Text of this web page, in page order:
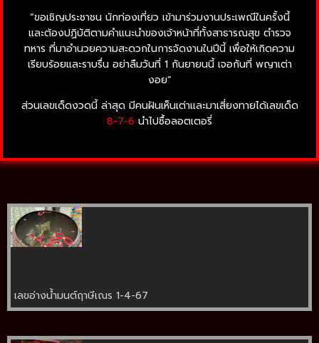
“ขอเชิญประชาชน นักท่องเที่ยว เข้ามาร่วมงานประเพณีในครั้งนี้
และต้องปฏิบัติตามคำแนะนำของเจ้าหน้าที่ทั้งสาธารณสุข ตำรวจ
ทหาร ที่มาอำนวยความสะดวกในการจัดงานในปีนี้ เพื่อให้เกิดความ
เรียบร้อยและราบรื่น อย่าลืมวันที่ 1 กันยายนนี้ เจอกันที่ พญาเต่า
งอย”
ส่วนเลขเด็ดงวดนี้ ล่าสุด มีคนฝันเห็นเต่าและมาเสี่ยงทายได้เลขเด็ด
8-7-6 นำไปซื้อลอตเตอรี่
เลขอ่างน้ำมนต์ฤาษีเณร 1-4-67